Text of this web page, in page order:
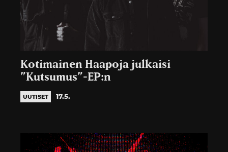
Kotimainen Haapoja julkaisi
”Kutsumus”-EP:n
UUTISET 17.5.